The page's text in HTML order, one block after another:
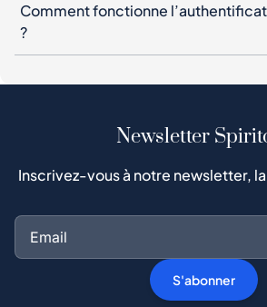
Comment fonctionne
?
Newsletter
Inscrivez-vous à notre newsletter,
S'abonner